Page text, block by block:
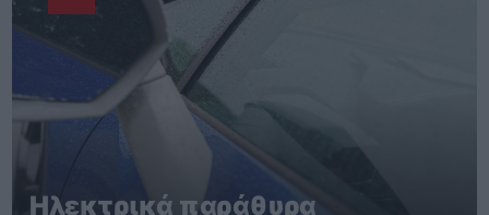
Ηλεκτρικά παράθυρα